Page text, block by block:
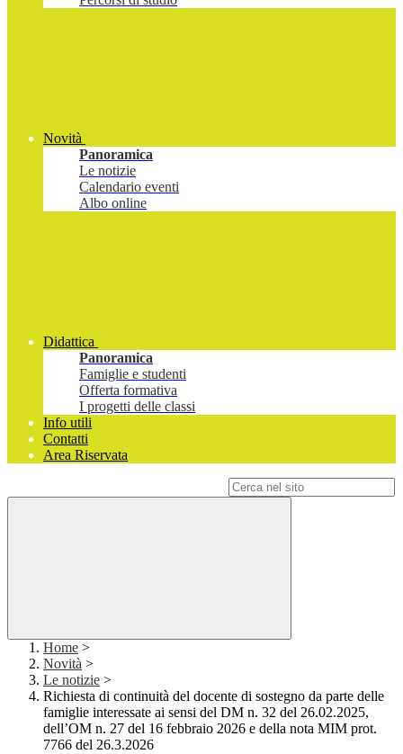
Novità
Panoramica
Le notizie
Calendario eventi
Albo online
Didattica
Panoramica
Famiglie e studenti
Offerta formativa
I progetti delle classi
Info utili
Contatti
Area Riservata
Home >
Novità >
Le notizie >
Richiesta di continuità del docente di sostegno da parte delle
famiglie interessate ai sensi del DM n. 32 del 26.02.2025,
dell’OM n. 27 del 16 febbraio 2026 e della nota MIM prot.
7766 del 26.3.2026